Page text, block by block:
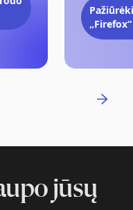
„Firefox“
jūsų